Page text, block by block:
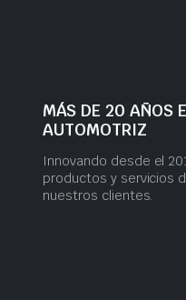
MÁS DE 20 AÑOS
AUTOMOTRIZ
Innovando desde el
productos y servicios
nuestros clientes.